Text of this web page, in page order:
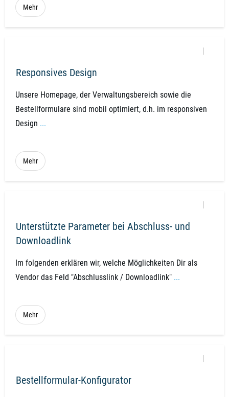
Mehr
Responsives Design
Unsere Homepage, der Verwaltungsbereich sowie die
Bestellformulare sind mobil optimiert, d.h. im responsiven
Design ...
Mehr
Unterstützte Parameter bei Abschluss- und
Downloadlink
Im folgenden erklären wir, welche Möglichkeiten Dir als
Vendor das Feld "Abschlusslink / Downloadlink" ...
Mehr
Bestellformular-Konfigurator